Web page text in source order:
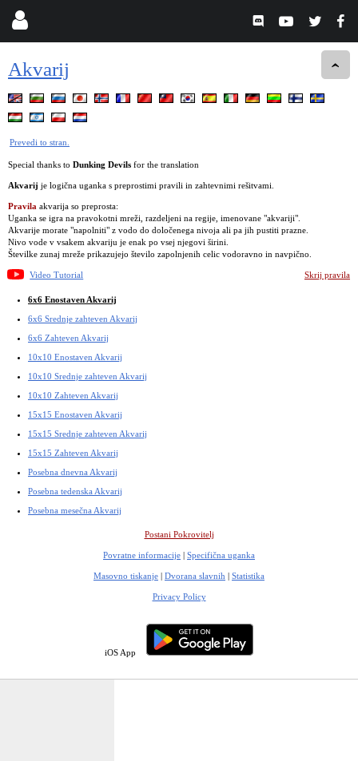
Akvarij
Prevedi to stran.
Special thanks to Dunking Devils for the translation
Akvarij je logična uganka s preprostimi pravili in zahtevnimi rešitvami.
Pravila akvarija so preprosta:
Uganka se igra na pravokotni mreži, razdeljeni na regije, imenovane "akvariji".
Akvarije morate "napolniti" z vodo do določenega nivoja ali pa jih pustiti prazne.
Nivo vode v vsakem akvariju je enak po vsej njegovi širini.
Številke zunaj mreže prikazujejo število zapolnjenih celic vodoravno in navpično.
Video Tutorial Skrij pravila
6x6 Enostaven Akvarij
6x6 Srednje zahteven Akvarij
6x6 Zahteven Akvarij
10x10 Enostaven Akvarij
10x10 Srednje zahteven Akvarij
10x10 Zahteven Akvarij
15x15 Enostaven Akvarij
15x15 Srednje zahteven Akvarij
15x15 Zahteven Akvarij
Posebna dnevna Akvarij
Posebna tedenska Akvarij
Posebna mesečna Akvarij
Postani Pokrovitelj
Povratne informacije | Specifična uganka
Masovno tiskanje | Dvorana slavnih | Statistika
Privacy Policy
iOS App